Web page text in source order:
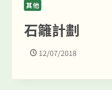
其他
石籬計劃
12/07/2018